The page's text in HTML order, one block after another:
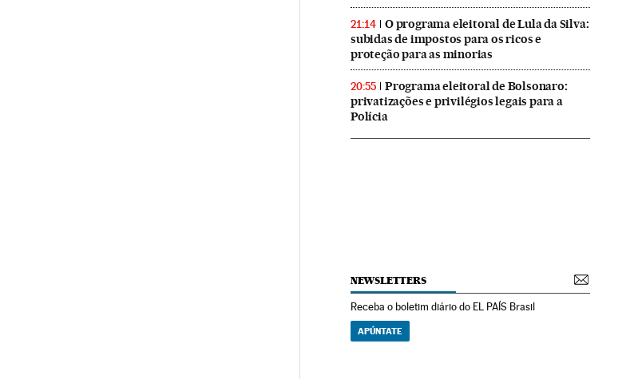
21:14
O programa eleitoral de Lula da Silva:
subidas de impostos para os ricos e
proteção para as minorias
20:55
Programa eleitoral de Bolsonaro:
privatizações e privilégios legais para a
Polícia
NEWSLETTERS
Receba o boletim diário do EL PAÍS Brasil
APÚNTATE